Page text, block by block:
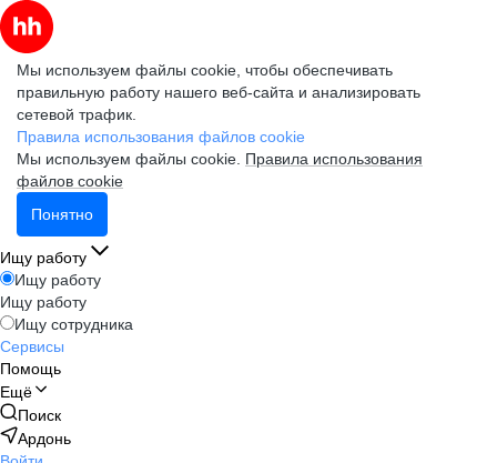
Мы используем файлы cookie, чтобы обеспечивать
правильную работу нашего веб-сайта и анализировать
сетевой трафик.
Правила использования файлов cookie
Мы используем файлы cookie. Правила использования
файлов cookie
Понятно
Ищу работу
Ищу работу
Ищу работу
Ищу сотрудника
Сервисы
Помощь
Ещё
Поиск
Ардонь